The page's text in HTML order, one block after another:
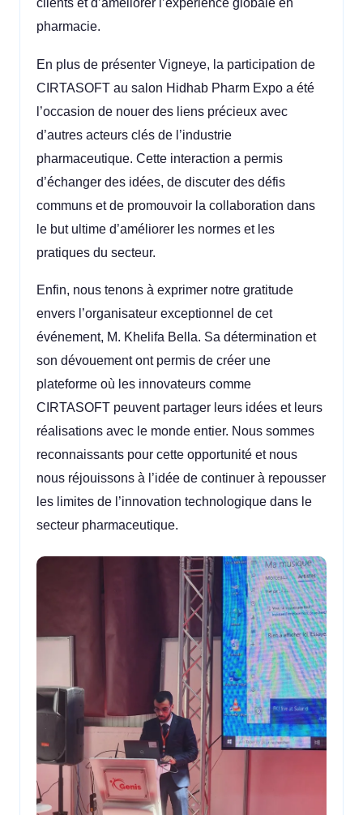
clients et d’améliorer l’expérience globale en
pharmacie.
En plus de présenter Vigneye, la participation de
CIRTASOFT au salon Hidhab Pharm Expo a été
l’occasion de nouer des liens précieux avec
d’autres acteurs clés de l’industrie
pharmaceutique. Cette interaction a permis
d’échanger des idées, de discuter des défis
communs et de promouvoir la collaboration dans
le but ultime d’améliorer les normes et les
pratiques du secteur.
Enfin, nous tenons à exprimer notre gratitude
envers l’organisateur exceptionnel de cet
événement, M. Khelifa Bella. Sa détermination et
son dévouement ont permis de créer une
plateforme où les innovateurs comme
CIRTASOFT peuvent partager leurs idées et leurs
réalisations avec le monde entier. Nous sommes
reconnaissants pour cette opportunité et nous
nous réjouissons à l’idée de continuer à repousser
les limites de l’innovation technologique dans le
secteur pharmaceutique.